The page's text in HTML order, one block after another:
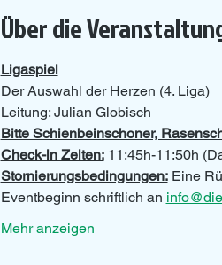
Über die
Ligaspiel
Der Auswahl der Herzen (4. Liga)
Leitung: Julian Globisch
Bitte Schienbeinschoner,
Check-in Zeiten: 11:45h-11:50h
Stornierungsbedingungen: Eine
Eventbeginn schriftlich an
Mehr anzeigen